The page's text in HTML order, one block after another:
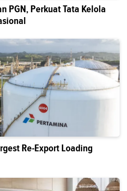
Re-Export Loading